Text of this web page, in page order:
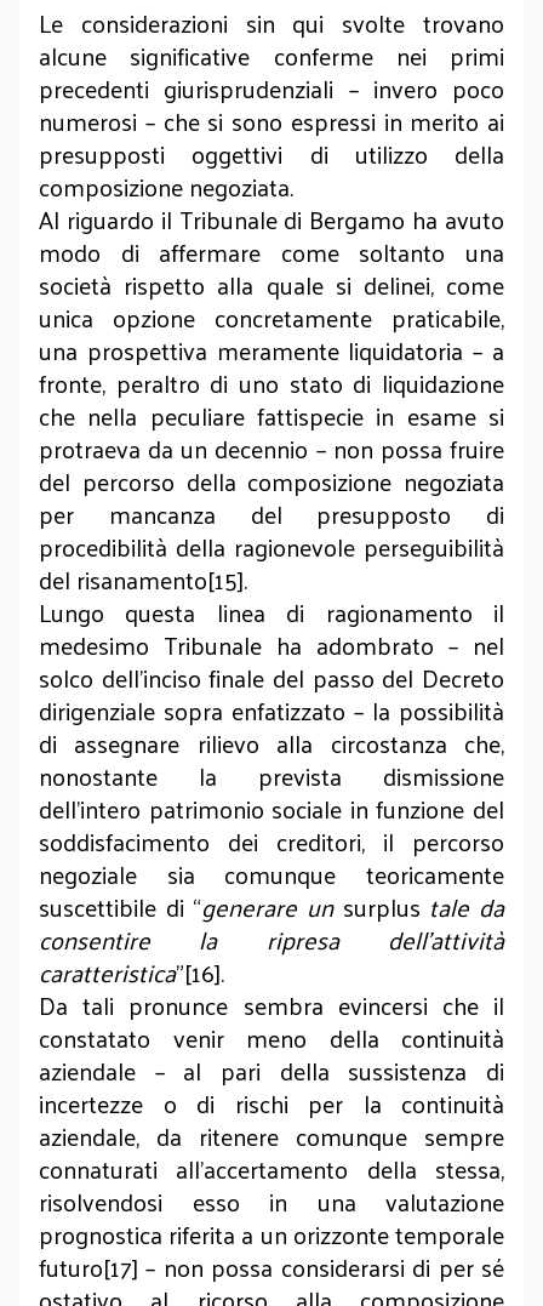
Le considerazioni sin qui svolte trovano
alcune significative conferme nei primi
precedenti giurisprudenziali – invero poco
numerosi – che si sono espressi in merito ai
presupposti oggettivi di utilizzo della
composizione negoziata.
Al riguardo il Tribunale di Bergamo ha avuto
modo di affermare come soltanto una
società rispetto alla quale si delinei, come
unica opzione concretamente praticabile,
una prospettiva meramente liquidatoria – a
fronte, peraltro di uno stato di liquidazione
che nella peculiare fattispecie in esame si
protraeva da un decennio – non possa fruire
del percorso della composizione negoziata
per mancanza del presupposto di
procedibilità della ragionevole perseguibilità
del risanamento[15].
Lungo questa linea di ragionamento il
medesimo Tribunale ha adombrato – nel
solco dell’inciso finale del passo del Decreto
dirigenziale sopra enfatizzato – la possibilità
di assegnare rilievo alla circostanza che,
nonostante la prevista dismissione
dell’intero patrimonio sociale in funzione del
soddisfacimento dei creditori, il percorso
negoziale sia comunque teoricamente
suscettibile di “generare un surplus tale da
consentire la ripresa dell’attività
caratteristica”[16].
Da tali pronunce sembra evincersi che il
constatato venir meno della continuità
aziendale – al pari della sussistenza di
incertezze o di rischi per la continuità
aziendale, da ritenere comunque sempre
connaturati all’accertamento della stessa,
risolvendosi esso in una valutazione
prognostica riferita a un orizzonte temporale
futuro[17] – non possa considerarsi di per sé